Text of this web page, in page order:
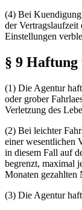
(4) Bei
der
Einstellungen
§ 9 Haftung
(1) Die Agentur
oder grober
Verletzung des
(2) Bei leichter
einer wesentlichen
in diesem Fall auf
begrenzt, maximal
Monaten gezahlten
(3) Die Agentur